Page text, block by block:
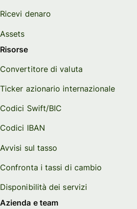
Ricevi denaro
Assets
Risorse
Convertitore di valuta
Ticker azionario internazionale
Codici Swift/BIC
Codici IBAN
Avvisi sul tasso
Confronta i tassi di cambio
Disponibilità dei servizi
Azienda e team